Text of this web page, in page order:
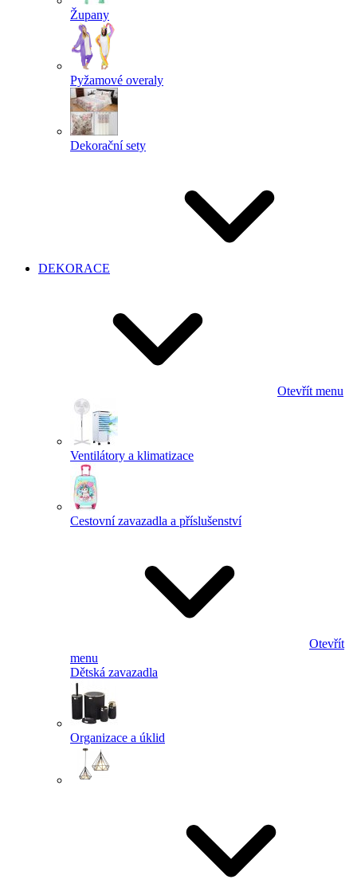
Župany
Pyžamové overaly
Dekorační sety
DEKORACE
Otevřít menu
Ventilátory a klimatizace
Cestovní zavazadla a příslušenství
Otevřít
menu
Dětská zavazadla
Organizace a úklid